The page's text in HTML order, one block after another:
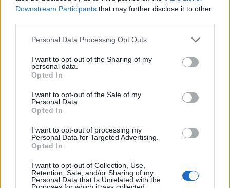
Downstream Participants that may further disclose it to other
Please note that this website/app uses one or more Google
not limited to your visit or usage behaviour. You may click to
grant or deny consent to Google and its third-party tags to
use your data for below specified purposes in below Google
consent section.
Personal Data Processing Opt Outs
I want to opt-out of the Sharing of my
personal data.
Opted In
I want to opt-out of the Sale of my
Personal Data.
Opted In
I want to opt-out of processing my
Personal Data for Targeted Advertising.
Opted In
I want to opt-out of Collection, Use,
Retention, Sale, and/or Sharing of my
Personal Data that Is Unrelated with the
Salón de Frankfurt 2009: imágenes
en vivo del Hyundai iX35 (Tucson
2010)
9 marzo, 2020
¿Como sería un Hyundai iX35 o
Tucson XL?
Nuevo anuncio de TV del Hyundai
Tucson 2010
6 marzo, 2020
Precios del Hyundai iX35 2010 en
Francia [con galería]
5 marzo, 2020